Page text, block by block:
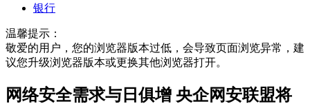
银行
温馨提示：
敬爱的用户，您的浏览器版本过低，会导致页面浏览异常，建
议您升级浏览器版本或更换其他浏览器打开。
网络安全需求与日俱增 央企网安联盟将